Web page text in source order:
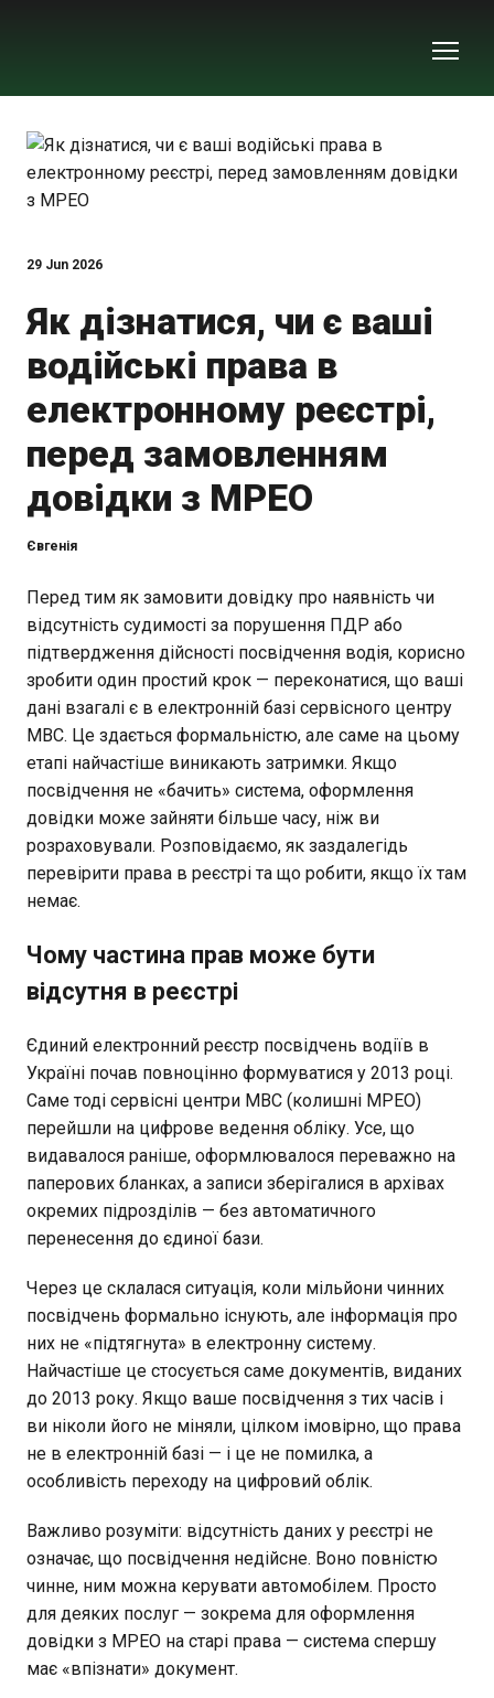
29 Jun 2026
Як дізнатися, чи є ваші
водійські права в
електронному реєстрі,
перед замовленням
довідки з МРЕО
Євгенія
Перед тим як замовити довідку про наявність чи
відсутність судимості за порушення ПДР або
підтвердження дійсності посвідчення водія, корисно
зробити один простий крок — переконатися, що ваші
дані взагалі є в електронній базі сервісного центру
МВС. Це здається формальністю, але саме на цьому
етапі найчастіше виникають затримки. Якщо
посвідчення не «бачить» система, оформлення
довідки може зайняти більше часу, ніж ви
розраховували. Розповідаємо, як заздалегідь
перевірити права в реєстрі та що робити, якщо їх там
немає.
Чому частина прав може бути
відсутня в реєстрі
Єдиний електронний реєстр посвідчень водіїв в
Україні почав повноцінно формуватися у 2013 році.
Саме тоді сервісні центри МВС (колишні МРЕО)
перейшли на цифрове ведення обліку. Усе, що
видавалося раніше, оформлювалося переважно на
паперових бланках, а записи зберігалися в архівах
окремих підрозділів — без автоматичного
перенесення до єдиної бази.
Через це склалася ситуація, коли мільйони чинних
посвідчень формально існують, але інформація про
них не «підтягнута» в електронну систему.
Найчастіше це стосується саме документів, виданих
до 2013 року. Якщо ваше посвідчення з тих часів і
ви ніколи його не міняли, цілком імовірно, що права
не в електронній базі — і це не помилка, а
особливість переходу на цифровий облік.
Важливо розуміти: відсутність даних у реєстрі не
означає, що посвідчення недійсне. Воно повністю
чинне, ним можна керувати автомобілем. Просто
для деяких послуг — зокрема для оформлення
довідки з МРЕО на старі права — система спершу
має «впізнати» документ.